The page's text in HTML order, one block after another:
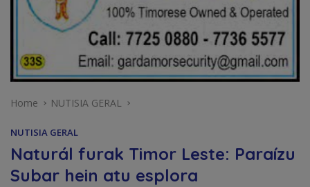
Home NUTISIA GERAL
NUTISIA GERAL
Naturál furak Timor Leste: Paraízu
Subar hein atu esplora